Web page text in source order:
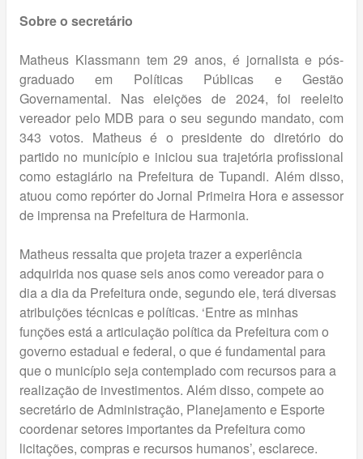
Sobre o secretário
Matheus Klassmann tem 29 anos, é jornalista e pós-
graduado em Políticas Públicas e Gestão
Governamental. Nas eleições de 2024, foi reeleito
vereador pelo MDB para o seu segundo mandato, com
343 votos. Matheus é o presidente do diretório do
partido no município e iniciou sua trajetória profissional
como estagiário na Prefeitura de Tupandi. Além disso,
atuou como repórter do Jornal Primeira Hora e assessor
de imprensa na Prefeitura de Harmonia.
Matheus ressalta que projeta trazer a experiência
adquirida nos quase seis anos como vereador para o
dia a dia da Prefeitura onde, segundo ele, terá diversas
atribuições técnicas e políticas. ‘Entre as minhas
funções está a articulação política da Prefeitura com o
governo estadual e federal, o que é fundamental para
que o município seja contemplado com recursos para a
realização de investimentos. Além disso, compete ao
secretário de Administração, Planejamento e Esporte
coordenar setores importantes da Prefeitura como
licitações, compras e recursos humanos’, esclarece.